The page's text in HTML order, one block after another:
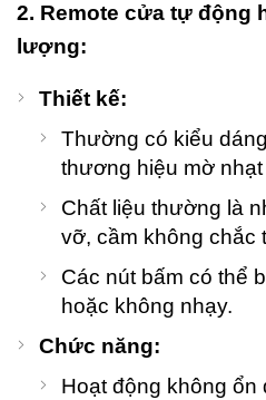
2. Remote cửa tự động
lượng:
Thiết kế:
Thường có kiểu
thương hiệu mờ
Chất liệu thường là
vỡ, cầm không chắc
Các nút bấm có thể
hoặc không nhạy.
Chức năng:
Hoạt động không ổn